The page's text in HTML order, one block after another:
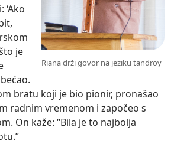
Riana drži govor na jeziku tandroy
‘Ako
je
bratu koji je bio pionir, pronašao
radnim vremenom i započeo s
On kaže: “Bila je to najbolja